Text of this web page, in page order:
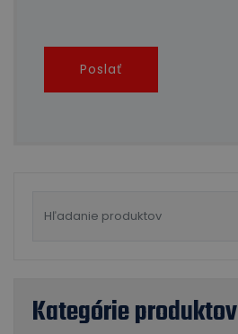
Poslať
Kategórie produktov